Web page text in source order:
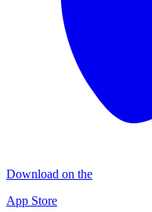
Download on the
App Store